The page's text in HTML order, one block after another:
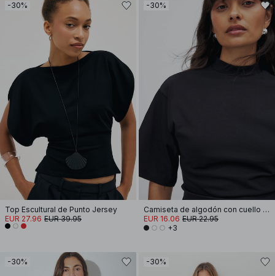
-30%
Top Escultural de Punto Jersey
EUR 27.96 EUR 39.95
-30%
Camiseta de algodón con cuello de embudo
EUR 16.06 EUR 22.95
+3
-30% -30%